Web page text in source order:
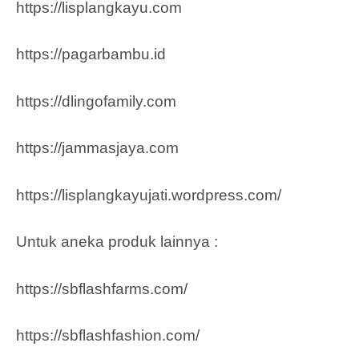
https://lisplangkayu.com
https://pagarbambu.id
https://dlingofamily.com
https://jammasjaya.com
https://lisplangkayujati.wordpress.com/
Untuk aneka produk lainnya :
https://sbflashfarms.com/
https://sbflashfashion.com/